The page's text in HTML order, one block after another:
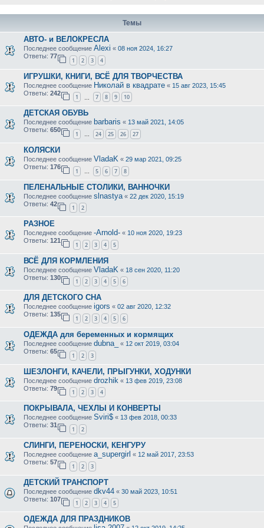
Темы
АВТО- и ВЕЛОКРЕСЛА
Последнее сообщение Alexi « 08 ноя 2024, 16:27
Ответы: 77
1 2 3 4
ИГРУШКИ, КНИГИ, ВСЁ ДЛЯ ТВОРЧЕСТВА
Последнее сообщение Николай в квадрате « 15 авг 2023, 15:45
Ответы: 242
1 7 8 9 10
ДЕТСКАЯ ОБУВЬ
Последнее сообщение barbaris « 13 май 2021, 14:05
Ответы: 650
1 … 24 25 26 27
КОЛЯСКИ
Последнее сообщение VladaK « 29 мар 2021, 09:25
Ответы: 176
1 … 5 6 7 8
ПЕЛЕНАЛЬНЫЕ СТОЛИКИ, ВАННОЧКИ
Последнее сообщение slnastya « 22 дек 2020, 15:19
Ответы: 42
1 2
РАЗНОЕ
Последнее сообщение -Arnold- « 10 ноя 2020, 19:23
Ответы: 121
1 2 3 4 5
ВСЁ ДЛЯ КОРМЛЕНИЯ
Последнее сообщение VladaK « 18 сен 2020, 11:20
Ответы: 130
1 2 3 4 5 6
ДЛЯ ДЕТСКОГО СНА
Последнее сообщение igors « 02 авг 2020, 12:32
Ответы: 135
1 2 3 4 5 6
ОДЕЖДА для беременных и кормящих
Последнее сообщение dubna_ « 12 окт 2019, 03:04
Ответы: 65
1 2 3
ШЕЗЛОНГИ, КАЧЕЛИ, ПРЫГУНКИ, ХОДУНКИ
Последнее сообщение drozhik « 13 фев 2019, 23:08
Ответы: 79
1 2 3 4
ПОКРЫВАЛА, ЧЕХЛЫ И КОНВЕРТЫ
Последнее сообщение Sviri$ « 13 фев 2018, 00:33
Ответы: 31
1 2
СЛИНГИ, ПЕРЕНОСКИ, КЕНГУРУ
Последнее сообщение a_supergirl « 12 май 2017, 23:53
Ответы: 57
1 2 3
ДЕТСКИЙ ТРАНСПОРТ
Последнее сообщение dkv44 « 30 май 2023, 10:51
Ответы: 107
1 2 3 4 5
ОДЕЖДА ДЛЯ ПРАЗДНИКОВ